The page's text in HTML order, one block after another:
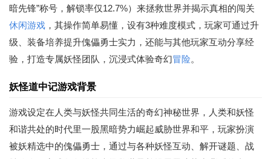
暗先锋”称号，解锁率仅12.7%）来拯救世界并揭示真相的闯关
休闲游戏 ，其操作简单易懂，设有3种难度模式，玩家可通过升
级、装备培养提升傀儡勇士实力，还能与其他玩家互动分享经
验，打造专属妖怪团队，沉浸式体验奇幻冒险。
妖怪道中记游戏背景
游戏设定在人类与妖怪共同生活的奇幻神秘世界，人类和妖怪
和谐共处的时代里一股黑暗势力崛起威胁世界和平，玩家扮演
被妖精选中的傀儡勇士，通过与各种妖怪互动、解开谜题、战